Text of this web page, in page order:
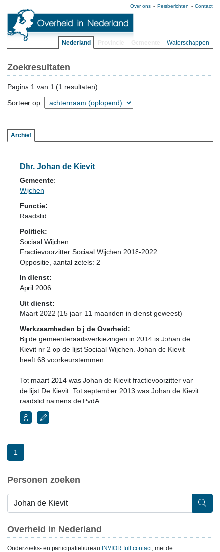
Over ons Persberichten Contact
Nederland Waterschappen
Zoekresultaten
Pagina 1 van 1 (1 resultaten)
Sorteer op:
Archief
Dhr. Johan de Kievit
Gemeente:
Wijchen
Functie:
Raadslid
Politiek:
Sociaal Wijchen
Fractievoorzitter Sociaal Wijchen 2018-2022
Oppositie , aantal zetels: 2
In dienst:
April 2006
Uit dienst:
Maart 2022 (15 jaar, 11 maanden in dienst geweest)
Werkzaamheden bij de Overheid:
Bij de gemeenteraadsverkiezingen in 2014 is Johan de
Kievit nr 2 op de lijst Sociaal Wijchen. Johan de Kievit
heeft 68 voorkeurstemmen.
Tot maart 2014 was Johan de Kievit fractievoorzitter van
de lijst De Kievit. Tot september 2013 was Johan de Kievit
raadslid namens de PvdA.
1
Personen zoeken
Overheid in Nederland
Onderzoeks- en participatiebureau INVIOR full contact, met de